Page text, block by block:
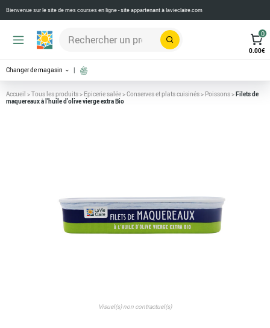
Bienvenue sur le site de mes courses en ligne - site appartenant àlavieclaire.com
Rechercher
0
0.00€
Changer de magasin
Accueil >Tous les produits> Epicerie salée>Conserves et plats cuisinés> Poissons>Filets de
maquereaux à l’huile d’olive vierge extra Bio
Visuel(s) non contractuel(s)